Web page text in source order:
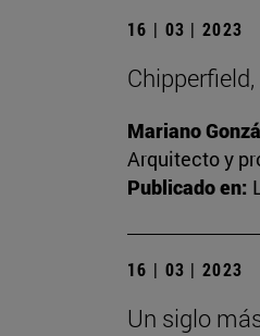
16 | 03 | 2023
Mariano
Arquitecto y
Publicado en:
16 | 03 | 2023
Un siglo